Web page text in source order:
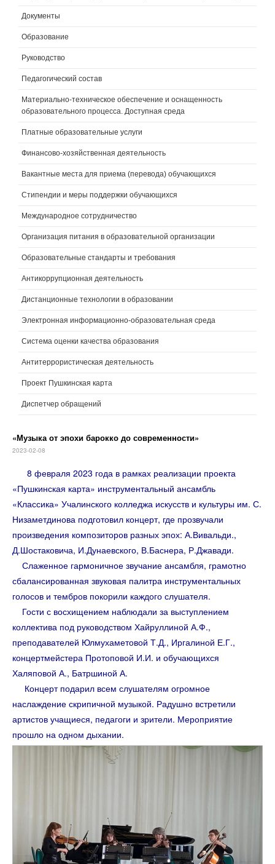
Документы
Образование
Руководство
Педагогический состав
Материально-техническое обеспечение и оснащенность
образовательного процесса. Доступная среда
Платные образовательные услуги
Финансово-хозяйственная деятельность
Вакантные места для приема (перевода) обучающихся
Стипендии и меры поддержки обучающихся
Международное сотрудничество
Организация питания в образовательной организации
Образовательные стандарты и требования
Антикоррупционная деятельность
Дистанционные технологии в образовании
Электронная информационно-образовательная среда
Система оценки качества образования
Антитеррористическая деятельность
Проект Пушкинская карта
Диспетчер обращений
«Музыка от эпохи барокко до современности»
2023-02-08
8 февраля 2023 года в рамках реализации проекта
«Пушкинская карта» инструментальный ансамбль
«Классика» Учалинского колледжа искусств и культуры им. С.
Низаметдинова подготовил концерт, где прозвучали
произведения композиторов разных эпох: А.Вивальди.,
Д.Шостаковича, И.Дунаевского, В.Баснера, Р.Джавади.
Слаженное гармоничное звучание ансамбля, грамотно
сбалансированная звуковая палитра инструментальных
голосов и тембров покорили каждого слушателя.
Гости с восхищением наблюдали за выступлением
коллектива под руководством Хайруллиной А.Ф.,
преподавателей Юлмухаметовой Т.Д., Иргалиной Е.Г.,
концертмейстера Протоповой И.И. и обучающихся
Халяповой А., Батршиной А.
Концерт подарил всем слушателям огромное
наслаждение скрипичной музыкой. Радушно встретили
артистов учащиеся, педагоги и зрители. Мероприятие
прошло на одном дыхании.